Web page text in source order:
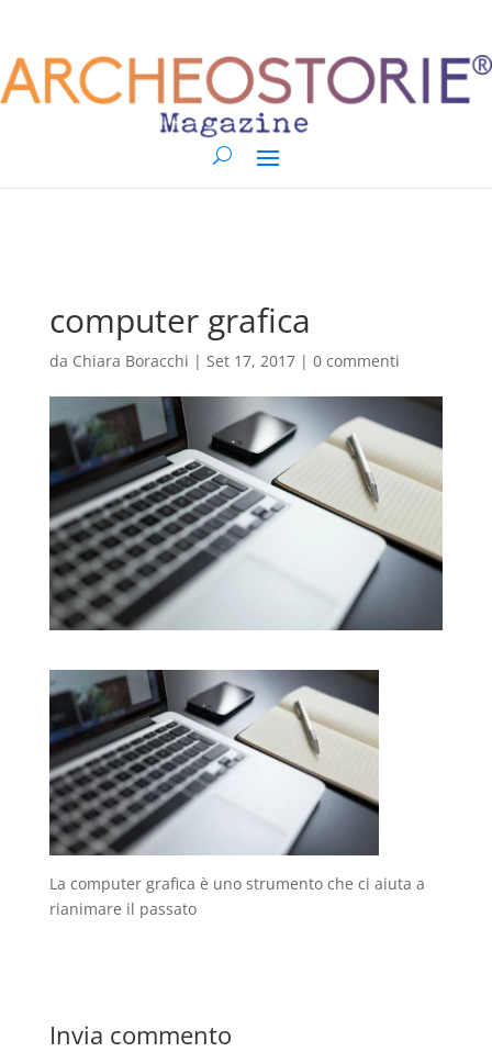
computer grafica
da Chiara Boracchi | Set 17, 2017| 0 commenti
La computer grafica è uno strumento che ci aiuta a
rianimare il passato
Invia commento